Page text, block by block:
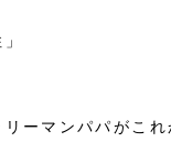
ーマンパパがこ